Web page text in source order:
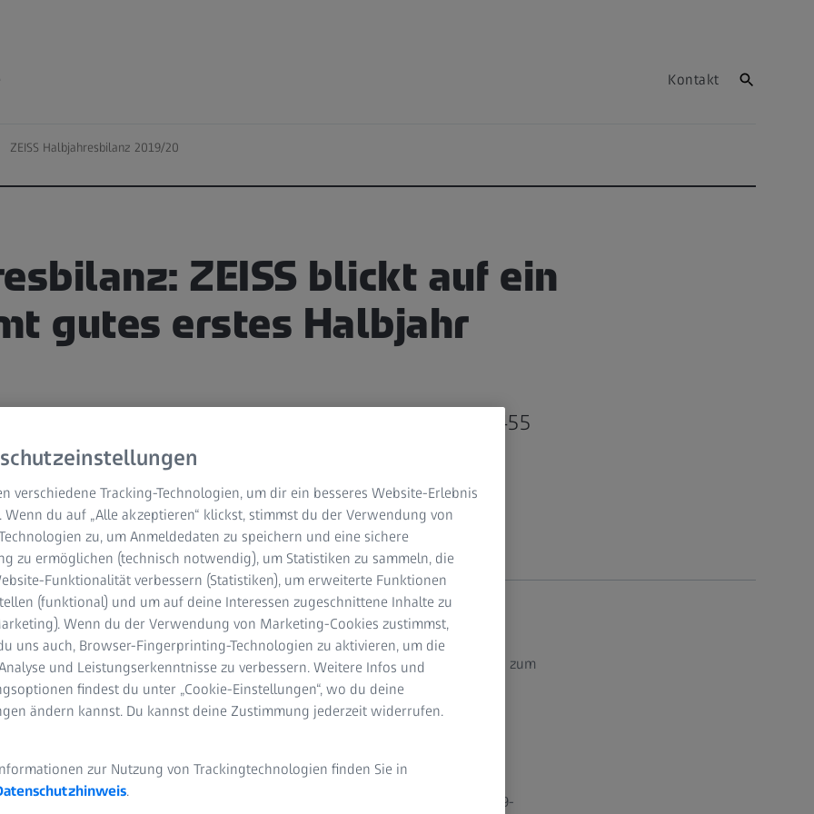
Kontakt
ZEISS Halbjahresbilanz 2019/20
ZEISS blickt auf ein
gutes erstes Halbjahr
erreicht 3,2 Milliarden Euro (+6 % ggü. Vj.) – EBIT bei 455
Mio. Euro ggü. Vj.)
Semiconductor Manufacturing Technology und Medical Technology tragen zum
Halbjahr bei
der COVID-19-Pandemie vor allem im zweiten Quartal zu spüren
auch während der COVID-19-Pandemie für Stabilität
Verlauf des Geschäftsjahres schwer prognostizierbar
„Wir haben das erste Halbjahr insgesamt gut abgeschlossen. Aber die COVID-19-
verschiedene Tracking-Technologien, um dir ein besseres Website-Erlebnis
Wenn du auf „Alle akzeptieren“ klickst, stimmst du der Verwendung von
zu, um Anmeldedaten zu speichern und eine sichere
zu ermöglichen (technisch notwendig), um Statistiken zu sammeln, die
Funktionalität verbessern (Statistiken), um erweiterte Funktionen
(funktional) und um auf deine Interessen zugeschnittene Inhalte zu
Wenn du der Verwendung von Marketing-Cookies zustimmst,
uns auch, Browser-Fingerprinting-Technologien zu aktivieren, um die
und Leistungserkenntnisse zu verbessern. Weitere Infos und
findest du unter „Cookie-Einstellungen“, wo du deine
ändern kannst. Du kannst deine Zustimmung jederzeit widerrufen.
zur Nutzung von Trackingtechnologien finden Sie in
.